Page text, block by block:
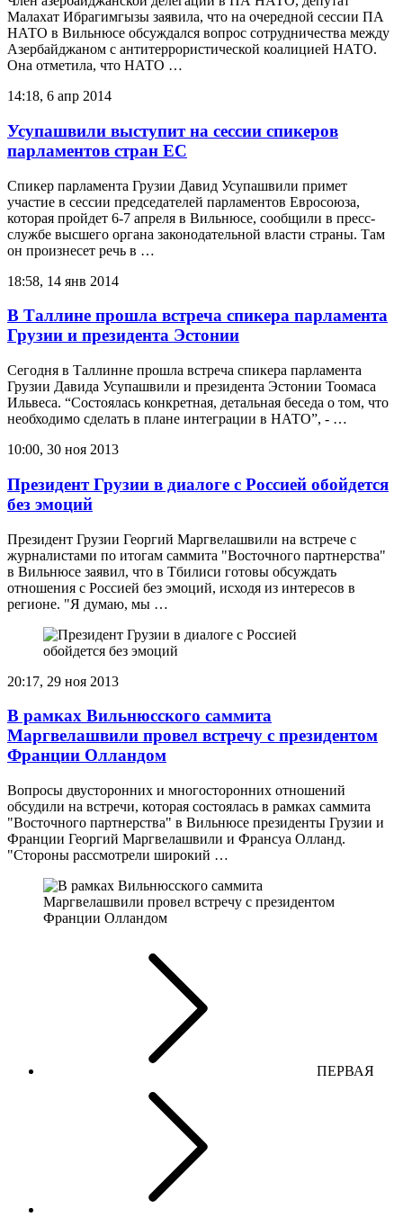
Малахат Ибрагимгызы заявила, что на очередной сессии ПА
НАТО в Вильнюсе обсуждался вопрос сотрудничества между
Азербайджаном с антитеррористической коалицией НАТО.
Она отметила, что НАТО …
14:18, 6 апр 2014
Усупашвили выступит на сессии спикеров
парламентов стран ЕС
Спикер парламента Грузии Давид Усупашвили примет
участие в сессии председателей парламентов Евросоюза,
которая пройдет 6-7 апреля в Вильнюсе, сообщили в пресс-
службе высшего органа законодательной власти страны. Там
он произнесет речь в …
18:58, 14 янв 2014
В Таллине прошла встреча спикера парламента
Грузии и президента Эстонии
Сегодня в Таллинне прошла встреча спикера парламента
Грузии Давида Усупашвили и президента Эстонии Тоомаса
Ильвеса. “Состоялась конкретная, детальная беседа о том, что
необходимо сделать в плане интеграции в НАТО”, - …
10:00, 30 ноя 2013
Президент Грузии в диалоге с Россией обойдется
без эмоций
Президент Грузии Георгий Маргвелашвили на встрече с
журналистами по итогам саммита "Восточного партнерства"
в Вильнюсе заявил, что в Тбилиси готовы обсуждать
отношения с Россией без эмоций, исходя из интересов в
регионе. "Я думаю, мы …
20:17, 29 ноя 2013
В рамках Вильнюсского саммита
Маргвелашвили провел встречу с президентом
Франции Олландом
Вопросы двусторонних и многосторонних отношений
обсудили на встречи, которая состоялась в рамках саммита
"Восточного партнерства" в Вильнюсе президенты Грузии и
Франции Георгий Маргвелашвили и Франсуа Олланд.
"Стороны рассмотрели широкий …
ПЕРВАЯ